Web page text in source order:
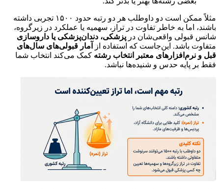
مثلاً ممکن است دو داوطلب هر دو رتبه حدود ۱۵۰۰ تجربی داشته
باشند، اما به خاطر تفاوت در تراز، سهمیه یا عملکرد در زیرگروه،
شانس قبولی واقعی‌شان در پزشکی، دندان‌پزشکی یا داروسازی
متفاوت باشد. این‌جاست که استفاده از
آمار قبولی‌های سال‌های
قبل و نرم‌افزارهای معتبر انتخاب رشته کمک می‌کند انتخاب شما
فقط بر پایه حدس و شنیده‌ها نباشد.